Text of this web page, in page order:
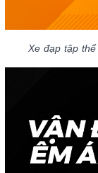
Xe đạp tập